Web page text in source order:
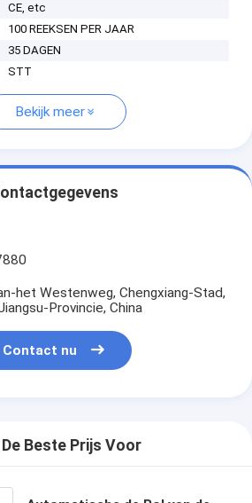
CE, etc
100 REEKSEN PER JAAR
35 DAGEN
STT
Bekijk meer
het Westenweg, Chengxiang-Stad,
Provincie, China
Contact nu
De Beste Prijs Voor